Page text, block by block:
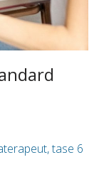
tase 6